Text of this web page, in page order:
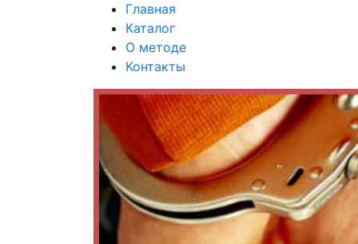
Главная
Каталог
О методе
Контакты